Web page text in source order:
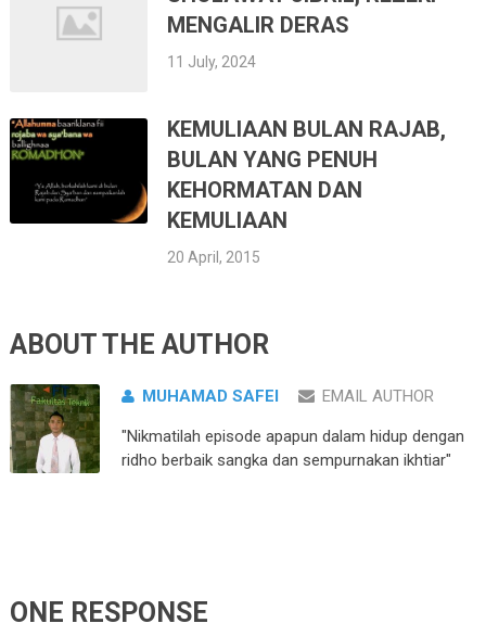
MENGALIR DERAS
11 July, 2024
KEMULIAAN BULAN RAJAB,
BULAN YANG PENUH
KEHORMATAN DAN
KEMULIAAN
20 April, 2015
ABOUT THE AUTHOR
MUHAMAD SAFEI EMAIL AUTHOR
"Nikmatilah episode apapun dalam hidup dengan
ridho berbaik sangka dan sempurnakan ikhtiar"
ONE RESPONSE